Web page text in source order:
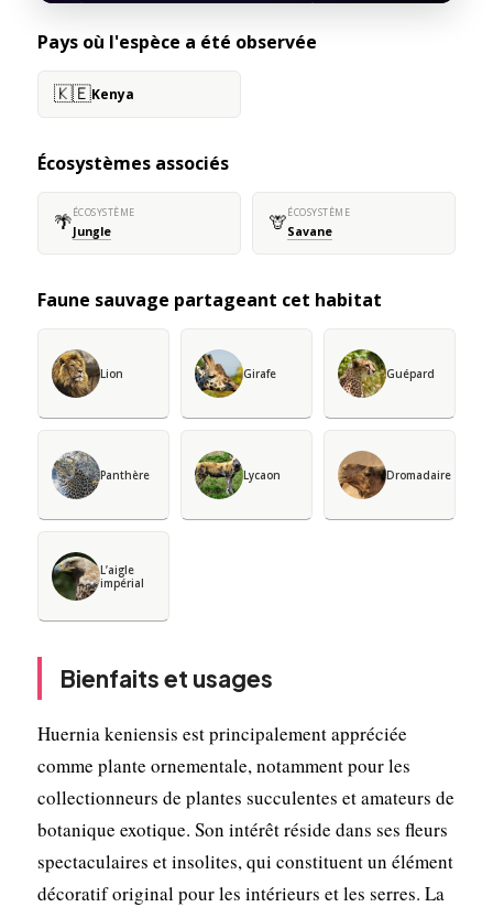
Pays où l'espèce a été observée
🇰🇪Kenya
Écosystèmes associés
🌴ÉCOSYSTÈME
Jungle 🦒ÉCOSYSTÈME
Savane
Faune sauvage partageant cet habitat
Lion Girafe Guépard
Panthère Lycaon Dromadaire
L’aigle
impérial
Bienfaits et usages
Huernia keniensis est principalement appréciée
comme plante ornementale, notamment pour les
collectionneurs de plantes succulentes et amateurs de
botanique exotique. Son intérêt réside dans ses fleurs
spectaculaires et insolites, qui constituent un élément
décoratif original pour les intérieurs et les serres. La